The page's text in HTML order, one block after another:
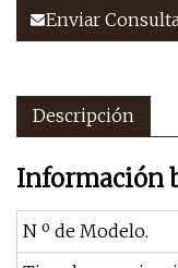
Enviar
Descripción
Información
N º de Modelo.